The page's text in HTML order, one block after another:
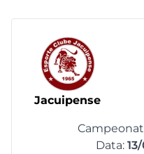
Jacuipense
Data: